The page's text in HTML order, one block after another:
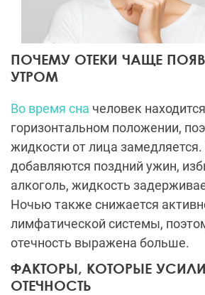
ПОЧЕМУ ОТЕКИ ЧАЩЕ
УТРОМ
Во время сна человек
горизонтальном положении,
жидкости от лица замедляется.
добавляются поздний ужин,
алкоголь, жидкость
Ночью также снижается
лимфатической системы,
отечность выражена больше.
ФАКТОРЫ, КОТОРЫЕ
ОТЕЧНОСТЬ